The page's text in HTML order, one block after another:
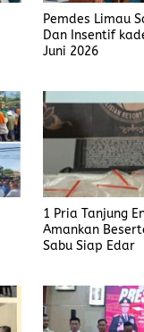
Pemdes Limau
Dan Insentif
Juni 2026
1 Pria Tanjung
Amankan
Sabu Siap Edar